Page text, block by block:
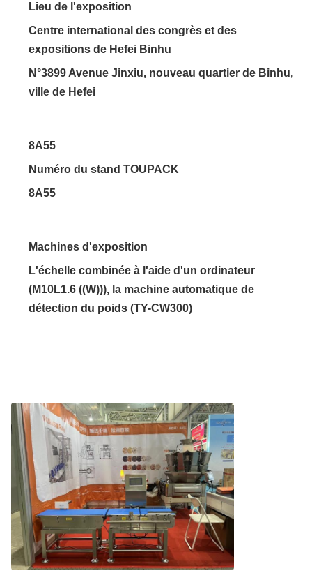
Lieu de l'exposition
Centre international des congrès et des
expositions de Hefei Binhu
N°3899 Avenue Jinxiu, nouveau quartier de Binhu,
ville de Hefei
8A55
Numéro du stand TOUPACK
8A55
Machines d'exposition
L'échelle combinée à l'aide d'un ordinateur
(M10L1.6 ((W))), la machine automatique de
détection du poids (TY-CW300)